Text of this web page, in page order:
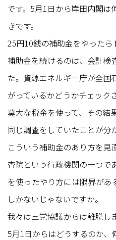
です。5月1日から岸田内閣は
きです。
25円10銭の補助金をやったら
補助金を続けるのは、会計検
た。資源エネルギー庁が全国
がっているかどうかチェック
莫大な税金を使って、その結
同じ調査をしていたことが分
こういう補助金のあり方を
査院という行政機関の一つで
を使ったやり方には限界があ
しかないじゃないですか。
我々は三党協議からは離脱し
5月1日からはどうするのか、